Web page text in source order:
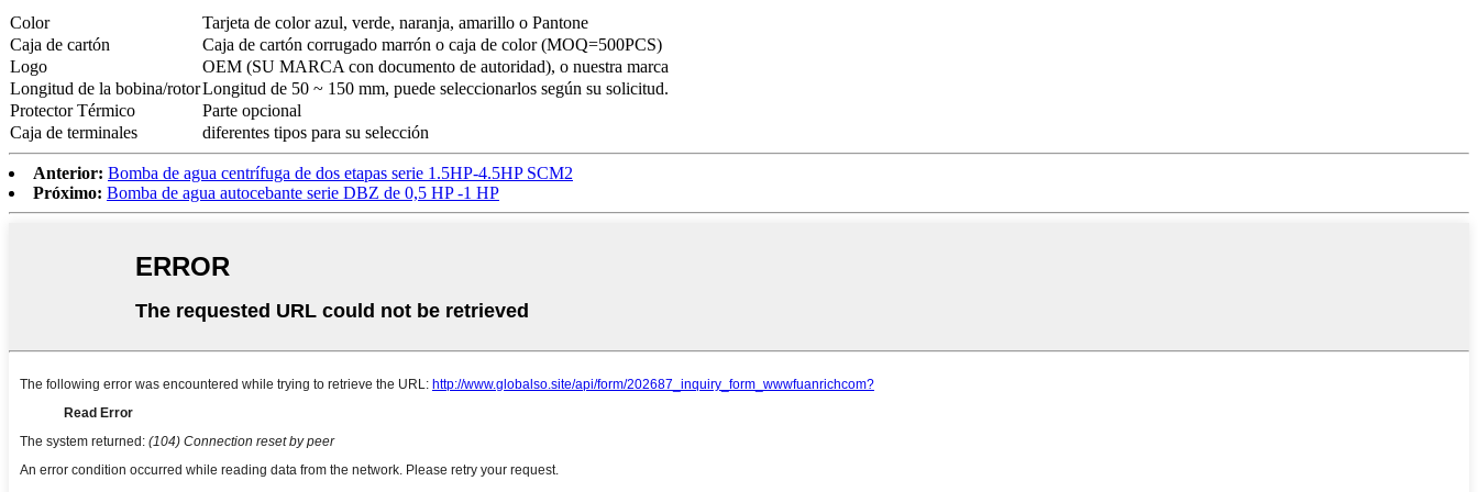
Color
Tarjeta de color azul, verde, naranja, amarillo o Pantone
Caja de cartón
Caja de cartón corrugado marrón o caja de color (MOQ=500PCS)
Logo
OEM (SU MARCA con documento de autoridad), o nuestra marca
Longitud de la bobina/rotorLongitud de 50 ~ 150 mm, puede seleccionarlos según su solicitud.
Protector Térmico
Parte opcional
Caja de terminales
diferentes tipos para su selección
Anterior: Bomba de agua centrífuga de dos etapas serie 1.5HP-4.5HP SCM2
Próximo: Bomba de agua autocebante serie DBZ de 0,5 HP -1 HP